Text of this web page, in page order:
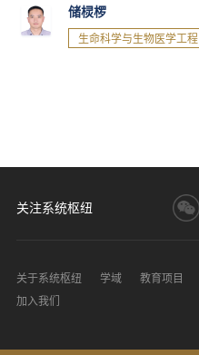
储棂椤
生命科学与生物医学工程
关注系统枢纽
关于系统枢纽 学域 教育项目
加入我们